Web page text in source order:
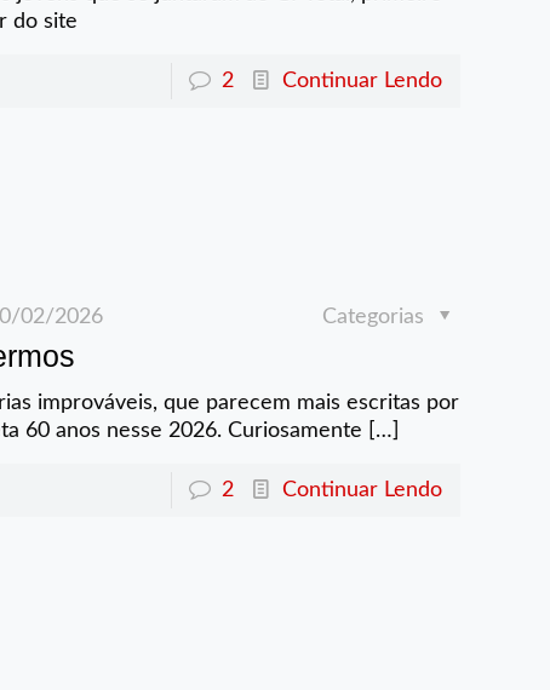
do site
2 Continuar Lendo
02/2026 Categorias
improváveis, que parecem mais escritas por
60 anos nesse 2026. Curiosamente […]
2 Continuar Lendo